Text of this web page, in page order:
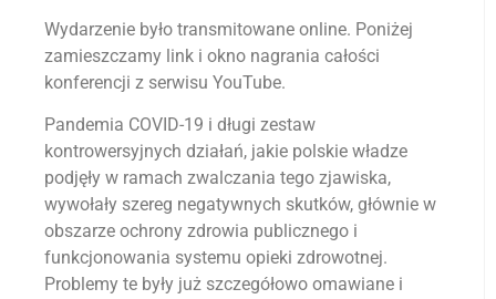
Wydarzenie było transmitowane online. Poniżej
zamieszczamy link i okno nagrania całości
konferencji z serwisu YouTube.
Pandemia COVID-19 i długi zestaw
kontrowersyjnych działań, jakie polskie władze
podjęły w ramach zwalczania tego zjawiska,
wywołały szereg negatywnych skutków, głównie w
obszarze ochrony zdrowia publicznego i
funkcjonowania systemu opieki zdrowotnej.
Problemy te były już szczegółowo omawiane i